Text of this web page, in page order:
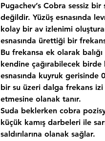
Pugachev’s Cobra sessiz
değildir. Yüzüş esnasında
kolay bir av izlenimi
esnasında ürettiği bir
Bu frekansa ek olarak
kendine çağırabilecek birde
esnasında kuyruk gerisinde
bir su üzeri dalga frekans izi
etmesine olanak tanır.
Suda beklerken cobra
küçük kamış darbeleri ile
saldırılarına olanak sağlar.